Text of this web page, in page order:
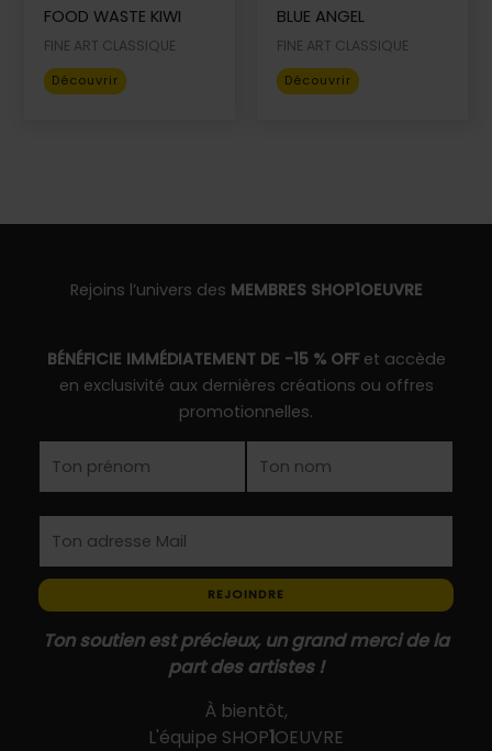
peuvent
être
choisies
peuvent
être
choisies
FOOD WASTE KIWI
FINE ART CLASSIQUE
Découvrir Ce
être
la
page
produit
BLUE ANGEL
FINE ART CLASSIQUE
Découvrir Ce
être
la
page
produit
Rejoins l’univers des MEMBRES SHOP1OEUVRE
BÉNÉFICIE IMMÉDIATEMENT DE -15 % OFFet accède
en exclusivité aux dernières créations ou offres
promotionnelles.
REJOINDRE
Ton soutien est précieux, un grand merci de la
part des artistes !
À bientôt,
L'équipe SHOP1OEUVRE